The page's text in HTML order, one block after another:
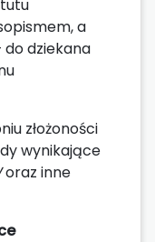
a
dziekana
złożoności
wynikające
oraz inne